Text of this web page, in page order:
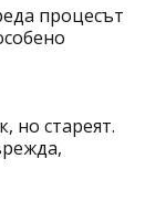
процесът
но стареят.